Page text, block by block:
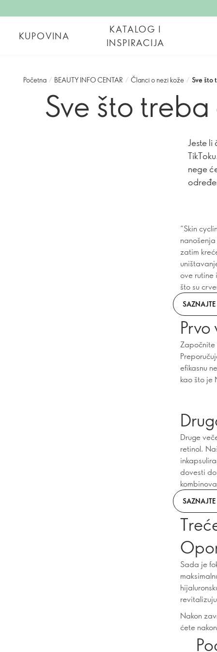
KUPOVINA
KATALOG I
INSPIRACIJA
Početna / BEAUTY INFO CENTAR / Članci o nezi kože / Sve što
Sve što
Jeste li
nege
“Skin
zatim
ove rutine
što su
SAZNAJTE
Prvo
efikasnu
kao što je
Druge
retinol.
dovesti
SAZNAJTE
Sada je
Nakon
ćete